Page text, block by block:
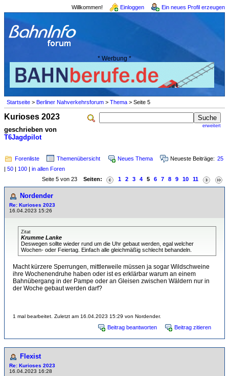
Willkommen! Einloggen Ein neues Profil erzeugen
* Werbung *
Startseite > Berliner Nahverkehrsforum > Thema > Seite 5
erweitert
Kurioses 2023
geschrieben von
T6Jagdpilot
Forenliste Themenübersicht Neues Thema Neueste Beiträge: 25
| 50 | 100 | in allen Foren
Seite 5 von 23 Seiten: 1 2 3 4 5 6 7 8 9 10 11
Nordender
Re: Kurioses 2023
16.04.2023 15:26
Zitat
Krumme Lanke
Deswegen sollte wieder rund um die Uhr gebaut werden, egal welcher
Wochen- oder Feiertag. Einfach alle gleichmäßig schlecht behandeln.
Macht kürzere Sperrungen, mittlerweile müssen ja sogar Wildschweine
ihre Wochenendruhe haben oder ist es erklärbar warum an einem
Bahnübergang in der Pampe oder an Gleisen zwischen Wäldern nur in
der Woche gebaut werden darf?
1 mal bearbeitet. Zuletzt am 16.04.2023 15:29 von Nordender.
Beitrag beantworten Beitrag zitieren
Flexist
Re: Kurioses 2023
16.04.2023 16:28